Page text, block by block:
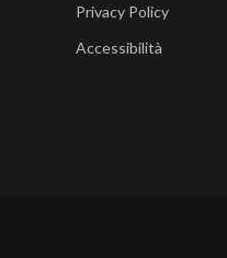
Privacy Policy
Accessibilità